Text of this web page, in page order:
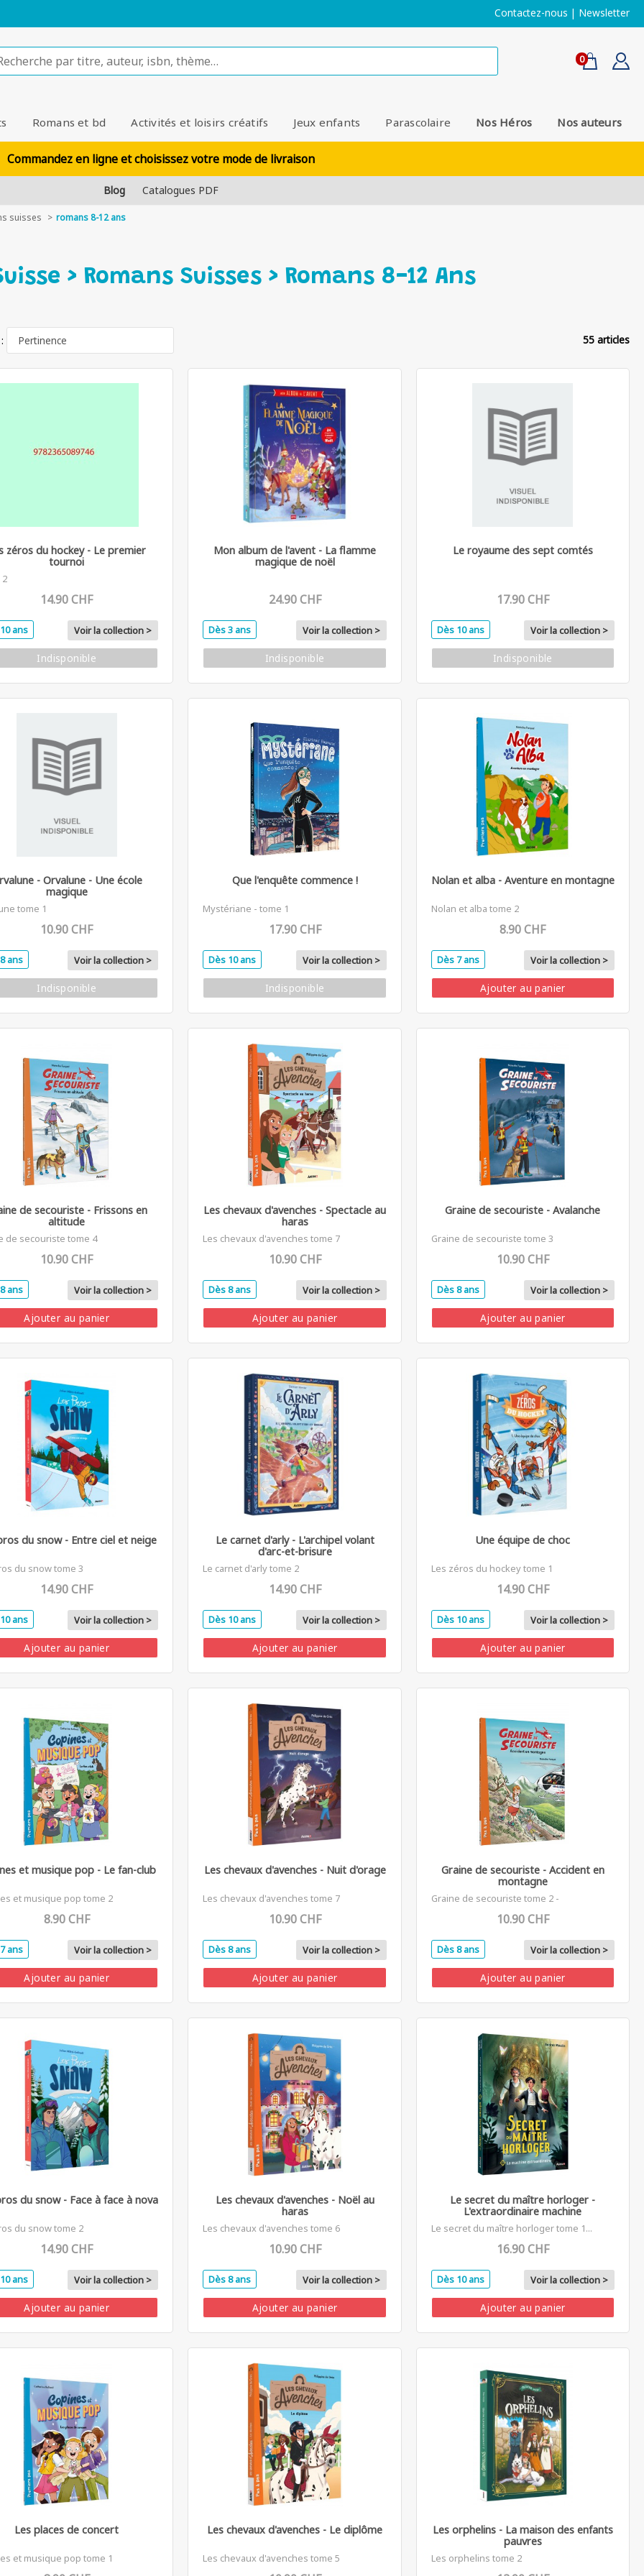
Contactez-nous | Newsletter
0
Romans et bd Activités et loisirs créatifs Jeux enfants Parascolaire Nos Héros Nos auteurs
Commandez en ligne et choisissez votre mode de livraison
Blog Catalogues PDF
suisses romans 8-12 ans
> Romans Suisses > Romans 8-12 Ans
55 articles
zéros du hockey - Le premier
tournoi
2
14.90 CHF
ans Voir la collection >
Indisponible
Mon album de l'avent - La flamme
magique de noël
24.90 CHF
Dès 3 ans Voir la collection >
Indisponible
Le royaume des sept comtés
17.90 CHF
Dès 10 ans Voir la collection >
Indisponible
- Orvalune - Une école
magique
tome 1
10.90 CHF
ans Voir la collection >
Indisponible
Que l'enquête commence !
Mystériane - tome 1
17.90 CHF
Dès 10 ans Voir la collection >
Indisponible
Nolan et alba - Aventure en montagne
Nolan et alba tome 2
8.90 CHF
Dès 7 ans Voir la collection >
Ajouter au panier
de secouriste - Frissons en
altitude
de secouriste tome 4
10.90 CHF
ans Voir la collection >
Ajouter au panier
Les chevaux d'avenches - Spectacle au
haras
Les chevaux d'avenches tome 7
10.90 CHF
Dès 8 ans Voir la collection >
Ajouter au panier
Graine de secouriste - Avalanche
Graine de secouriste tome 3
10.90 CHF
Dès 8 ans Voir la collection >
Ajouter au panier
du snow - Entre ciel et neige
du snow tome 3
14.90 CHF
ans Voir la collection >
Ajouter au panier
Le carnet d'arly - L'archipel volant
d'arc-et-brisure
Le carnet d'arly tome 2
14.90 CHF
Dès 10 ans Voir la collection >
Ajouter au panier
Une équipe de choc
Les zéros du hockey tome 1
14.90 CHF
Dès 10 ans Voir la collection >
Ajouter au panier
et musique pop - Le fan-club
et musique pop tome 2
8.90 CHF
ans Voir la collection >
Ajouter au panier
Les chevaux d'avenches - Nuit d'orage
Les chevaux d'avenches tome 7
10.90 CHF
Dès 8 ans Voir la collection >
Ajouter au panier
Graine de secouriste - Accident en
montagne
Graine de secouriste tome 2 -
10.90 CHF
Dès 8 ans Voir la collection >
Ajouter au panier
du snow - Face à face à nova
du snow tome 2
14.90 CHF
ans Voir la collection >
Ajouter au panier
Les chevaux d'avenches - Noël au
haras
Les chevaux d'avenches tome 6
10.90 CHF
Dès 8 ans Voir la collection >
Ajouter au panier
Le secret du maître horloger -
L'extraordinaire machine
Le secret du maître horloger tome 1...
16.90 CHF
Dès 10 ans Voir la collection >
Ajouter au panier
Les places de concert
et musique pop tome 1
Les chevaux d'avenches - Le diplôme
Les chevaux d'avenches tome 5
Les orphelins - La maison des enfants
pauvres
Les orphelins tome 2